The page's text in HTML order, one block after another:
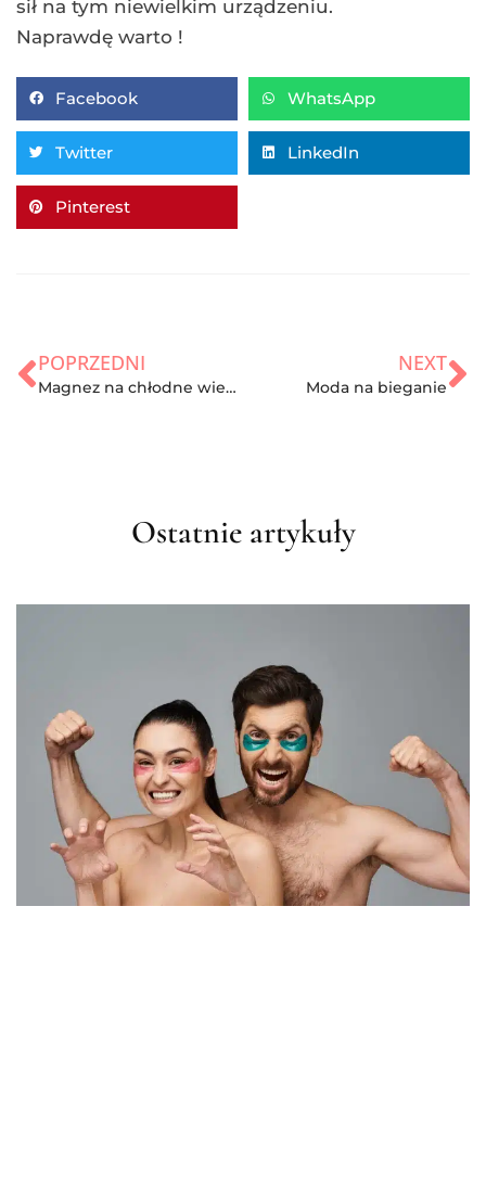
sił na tym niewielkim urządzeniu.
Naprawdę warto !
Facebook WhatsApp
Twitter LinkedIn
Pinterest
POPRZEDNI
Magnez na chłodne wieczory
NEXT
Moda na bieganie
Ostatnie artykuły